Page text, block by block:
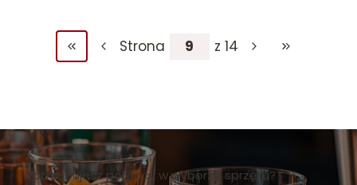
Wróć do pierwszej strony z produktami
Strona z 14 Przejdź do
Potrzebujesz pomocy w wyborze sprzętu?